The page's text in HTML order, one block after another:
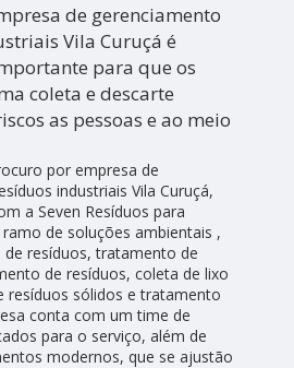
de gerenciamento
Vila Curuçá é
para que os
coleta e descarte
as pessoas e ao meio
por empresa de
industriais Vila Curuçá,
a Seven Resíduos para
de soluções ambientais ,
resíduos, tratamento de
de resíduos, coleta de lixo
resíduos sólidos e tratamento
conta com um time de
para o serviço, além de
modernos, que se ajustão